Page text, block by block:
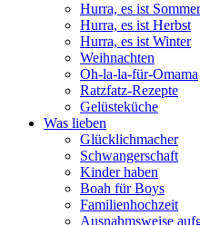
Hurra, es ist Sommer
Hurra, es ist Herbst
Hurra, es ist Winter
Weihnachten
Oh-la-la-für-Omama
Ratzfatz-Rezepte
Gelüsteküche
Was lieben
Glücklichmacher
Schwangerschaft
Kinder haben
Boah für Boys
Familienhochzeit
Ausnahmsweise